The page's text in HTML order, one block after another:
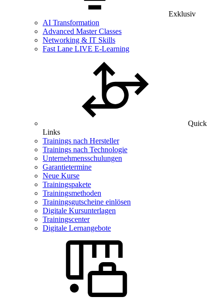
Exklusiv
AI Transformation
Advanced Master Classes
Networking & IT Skills
Fast Lane LIVE E-Learning
Quick
Links
Trainings nach Hersteller
Trainings nach Technologie
Unternehmensschulungen
Garantietermine
Neue Kurse
Trainingspakete
Trainingsmethoden
Trainingsgutscheine einlösen
Digitale Kursunterlagen
Trainingscenter
Digitale Lernangebote